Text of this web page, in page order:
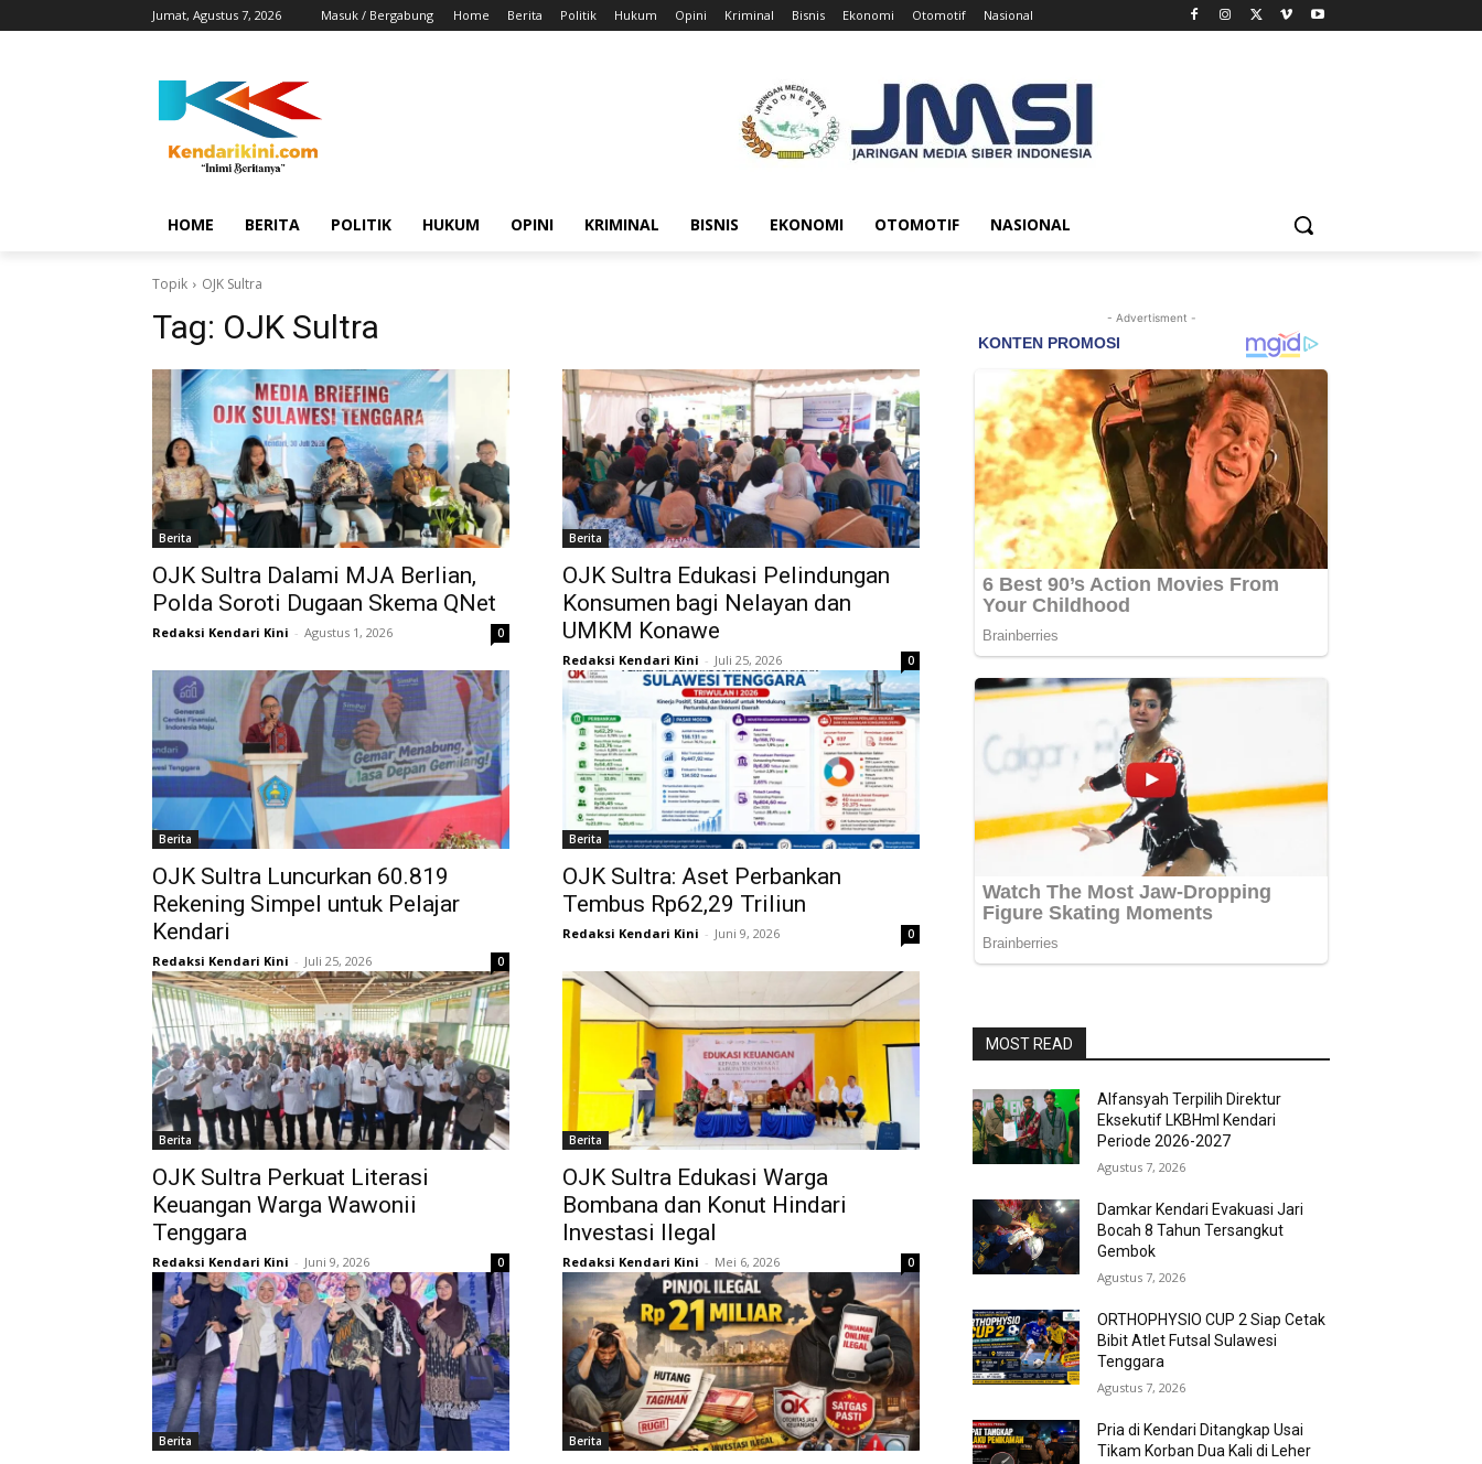
Jumat, Agustus 7, 2026 Masuk / Bergabung Home Berita Politik Hukum Opini Kriminal Bisnis Ekonomi Otomotif Nasional
HOME BERITA POLITIK HUKUM OPINI KRIMINAL BISNIS EKONOMI OTOMOTIF NASIONAL
Topik OJK Sultra
Tag: OJK Sultra
Berita
OJK Sultra Dalami MJA Berlian,
Polda Soroti Dugaan Skema QNet
Redaksi Kendari Kini - Agustus 1, 2026 0
Berita
OJK Sultra Edukasi Pelindungan
Konsumen bagi Nelayan dan
UMKM Konawe
Redaksi Kendari Kini - Juli 25, 2026 0
Berita
OJK Sultra Luncurkan 60.819
Rekening Simpel untuk Pelajar
Kendari
Redaksi Kendari Kini - Juli 25, 2026 0
Berita
OJK Sultra: Aset Perbankan
Tembus Rp62,29 Triliun
Redaksi Kendari Kini - Juni 9, 2026 0
Berita
OJK Sultra Perkuat Literasi
Keuangan Warga Wawonii
Tenggara
Redaksi Kendari Kini - Juni 9, 2026 0
Berita
OJK Sultra Edukasi Warga
Bombana dan Konut Hindari
Investasi Ilegal
Redaksi Kendari Kini - Mei 6, 2026 0
Berita Berita
- Advertisment -
MOST READ
Alfansyah Terpilih Direktur
Eksekutif LKBHmI Kendari
Periode 2026-2027
Agustus 7, 2026
Damkar Kendari Evakuasi Jari
Bocah 8 Tahun Tersangkut
Gembok
Agustus 7, 2026
ORTHOPHYSIO CUP 2 Siap Cetak
Bibit Atlet Futsal Sulawesi
Tenggara
Agustus 7, 2026
Pria di Kendari Ditangkap Usai
Tikam Korban Dua Kali di Leher